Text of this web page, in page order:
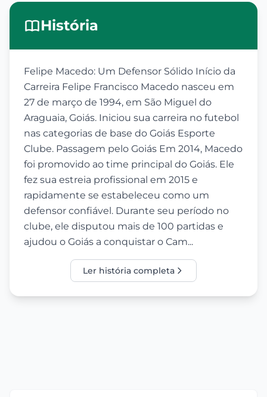
História
Felipe Macedo: Um Defensor Sólido Início da
Carreira Felipe Francisco Macedo nasceu em
27 de março de 1994, em São Miguel do
Araguaia, Goiás. Iniciou sua carreira no futebol
nas categorias de base do Goiás Esporte
Clube. Passagem pelo Goiás Em 2014, Macedo
foi promovido ao time principal do Goiás. Ele
fez sua estreia profissional em 2015 e
rapidamente se estabeleceu como um
defensor confiável. Durante seu período no
clube, ele disputou mais de 100 partidas e
ajudou o Goiás a conquistar o Cam...
Ler história completa